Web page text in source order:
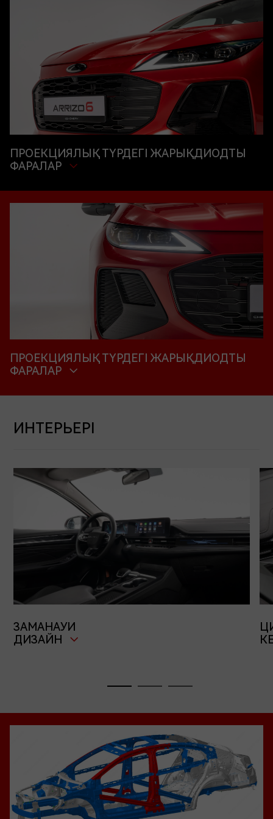
ПРОЕКЦИЯЛЫҚ ТҮРДЕГІ ЖАРЫҚДИОДТЫ
ФАРАЛАР
ПРОЕКЦИЯЛЫҚ ТҮРДЕГІ ЖАРЫҚДИОДТЫ
ФАРАЛАР
ИНТЕРЬЕРІ
ЗАМАНАУИ
ДИЗАЙН